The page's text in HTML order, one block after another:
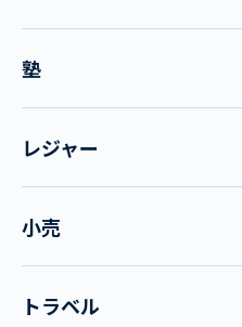
塾
レジャー
小売
トラベル